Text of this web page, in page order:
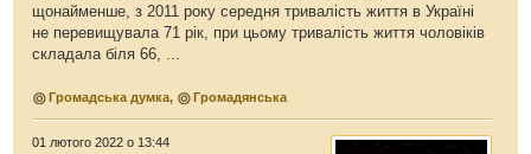
щонайменше, з 2011 року середня тривалість життя в Україні
не перевищувала 71 рік, при цьому тривалість життя чоловіків
складала біля 66, ...
Громадська думка, Громадянська
01 лютого 2022 о 13:44